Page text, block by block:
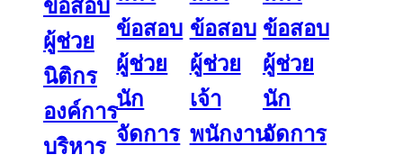
ข้อสอบ
ผู้ช่วย
นิติกร
องค์การ
บริหาร
ข้อสอบ
ผู้ช่วย
นัก
จัดการ
ข้อสอบ
ผู้ช่วย
เจ้า
พนักงาน
ข้อสอบ
ผู้ช่วย
นัก
จัดการ